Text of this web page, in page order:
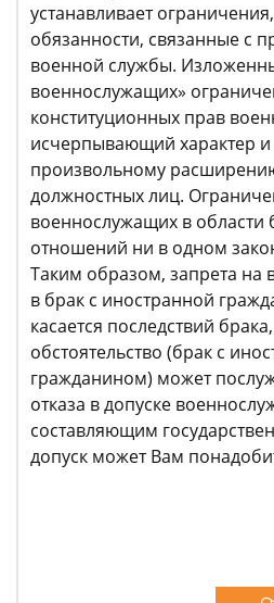
устанавливает
обязанности, связанные с
военной службы.
военнослужащих»
конституционных прав
исчерпывающий характер
произвольному
должностных лиц.
военнослужащих в
отношений ни в одном
Таким образом, запрета на
в брак с иностранной
касается последствий
обстоятельство (брак с
гражданином) может
отказа в допуске
составляющим
допуск может Вам